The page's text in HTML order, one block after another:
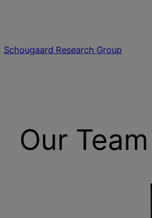
Schougaard Research Group
Our Team